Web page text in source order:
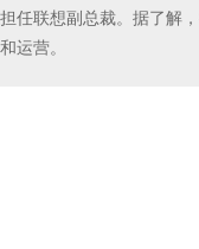
任联想副总裁。据了解
运营。